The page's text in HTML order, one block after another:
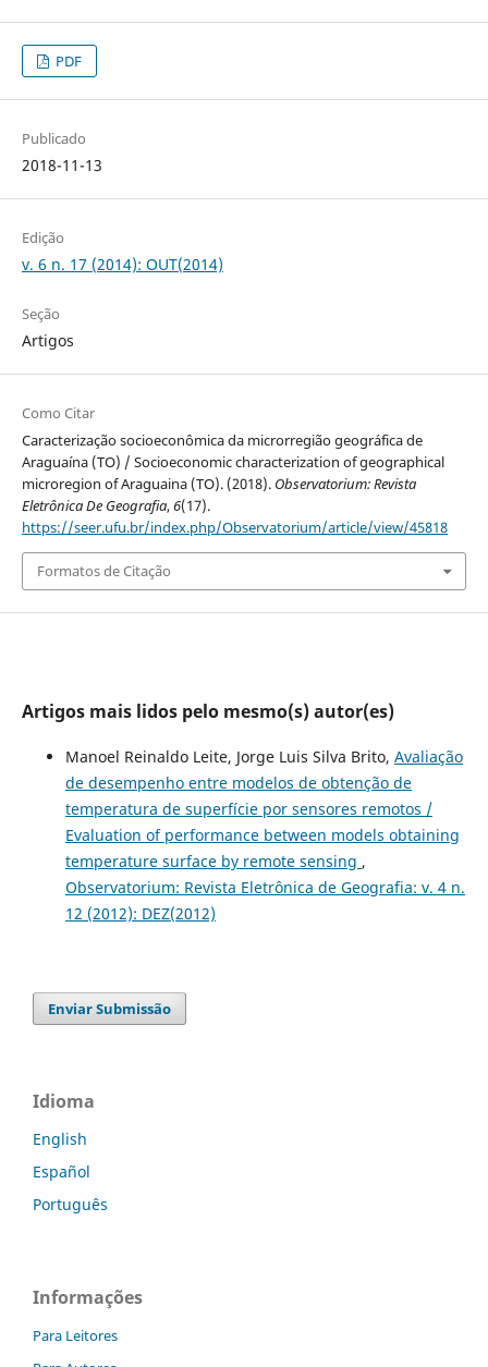
PDF
Publicado
2018-11-13
Edição
v. 6 n. 17 (2014): OUT(2014)
Seção
Artigos
Como Citar
Caracterização socioeconômica da microrregião geográfica de
Araguaína (TO) / Socioeconomic characterization of geographical
microregion of Araguaina (TO). (2018). Observatorium: Revista
Eletrônica De Geografia,6(17).
https://seer.ufu.br/index.php/Observatorium/article/view/45818
Formatos de Citação
Artigos mais lidos pelo mesmo(s) autor(es)
Manoel Reinaldo Leite, Jorge Luis Silva Brito, Avaliação
de desempenho entre modelos de obtenção de
temperatura de superfície por sensores remotos /
Evaluation of performance between models obtaining
temperature surface by remote sensing ,
Observatorium: Revista Eletrônica de Geografia: v. 4 n.
12 (2012): DEZ(2012)
Enviar Submissão
Idioma
English
Español
Português
Informações
Para Leitores